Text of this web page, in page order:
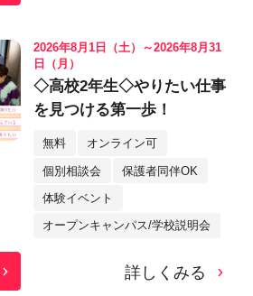
2026年8月1日（土）～2026年8月31
日（月）
◇高校2年生◇やりたい仕事
を見つける第一歩！
無料 オンライン可
個別相談会 保護者同伴OK
体験イベント
オープンキャンパス/学校説明会
詳しくみる